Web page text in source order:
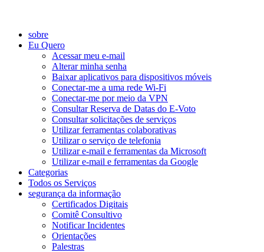
sobre
Eu Quero
Acessar meu e-mail
Alterar minha senha
Baixar aplicativos para dispositivos móveis
Conectar-me a uma rede Wi-Fi
Conectar-me por meio da VPN
Consultar Reserva de Datas do E-Voto
Consultar solicitações de serviços
Utilizar ferramentas colaborativas
Utilizar o serviço de telefonia
Utilizar e-mail e ferramentas da Microsoft
Utilizar e-mail e ferramentas da Google
Categorias
Todos os Serviços
segurança da informação
Certificados Digitais
Comitê Consultivo
Notificar Incidentes
Orientações
Palestras